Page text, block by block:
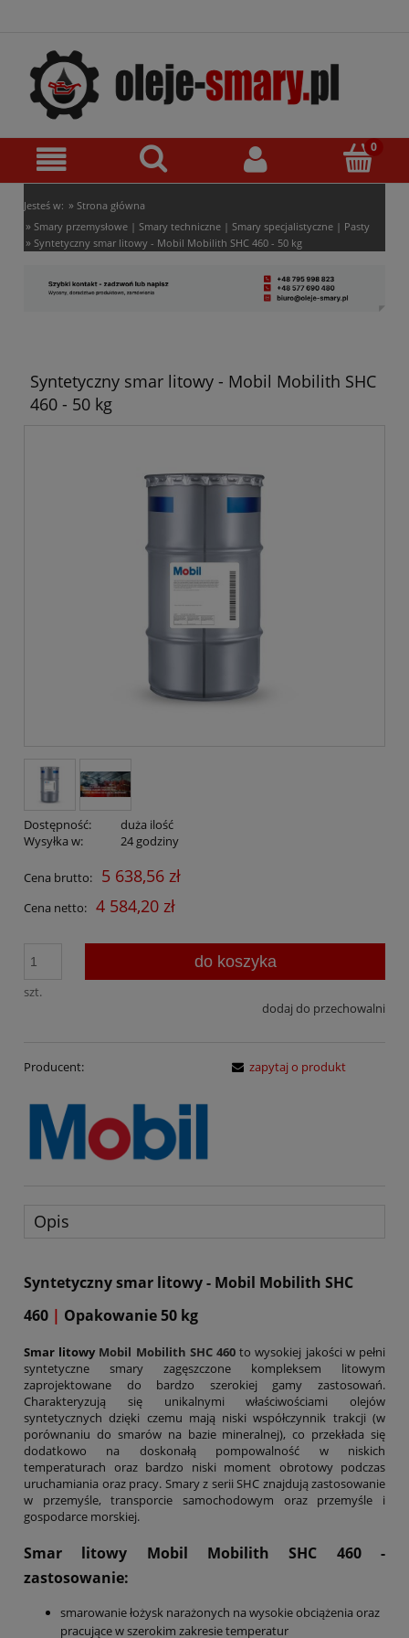
Jesteś w: » Strona główna
» Smary przemysłowe | Smary techniczne | Smary specjalistyczne | Pasty
» Syntetyczny smar litowy - Mobil Mobilith SHC 460 - 50 kg
Syntetyczny smar litowy - Mobil Mobilith SHC
460 - 50 kg
Dostępność:
duża ilość
Wysyłka w:
24 godziny
Cena brutto: 5 638,56 zł
Cena netto: 4 584,20 zł
szt.
do koszyka
dodaj do przechowalni
Producent: zapytaj o produkt
Opis
Syntetyczny smar litowy - Mobil Mobilith SHC
460 | Opakowanie 50 kg
Smar litowy Mobil Mobilith SHC 460 to wysokiej jakości w pełni
syntetyczne smary zagęszczone kompleksem litowym
zaprojektowane do bardzo szerokiej gamy zastosowań.
Charakteryzują się unikalnymi właściwościami olejów
syntetycznych dzięki czemu mają niski współczynnik trakcji (w
porównaniu do smarów na bazie mineralnej), co przekłada się
dodatkowo na doskonałą pompowalność w niskich
temperaturach oraz bardzo niski moment obrotowy podczas
uruchamiania oraz pracy. Smary z serii SHC znajdują zastosowanie
w przemyśle, transporcie samochodowym oraz przemyśle i
gospodarce morskiej.
Smar litowy Mobil Mobilith SHC 460 -
zastosowanie:
smarowanie łożysk narażonych na wysokie obciążenia oraz
pracujące w szerokim zakresie temperatur